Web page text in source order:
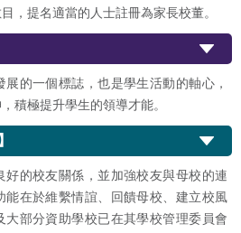
，提名適當的人士註冊為家長校董。
的一個標誌，也是學生活動的軸心，
積極提升學生的領導才能。
好的校友關係，並加強校友與母校的連
能在於維繫情誼、回饋母校、建立校風
大部分資助學校已在其學校管理委員會